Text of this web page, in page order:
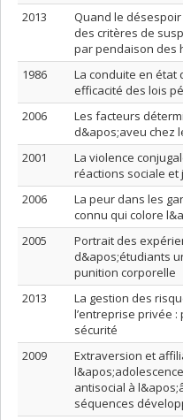
2013
Quand le désespoir
des critères de
par pendaison des
1986
La conduite en état
efficacité des lois
2006
Les facteurs
d&apos;aveu chez
2001
La violence
réactions sociale et
2006
La peur dans les
connu qui colore
2005
Portrait des
d&apos;étudiants
punition corporelle
2013
La gestion des
l’entreprise privée
sécurité
2009
Extraversion et
antisocial à
séquences